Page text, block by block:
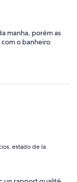
manha, porém as
com o banheiro
estado de la